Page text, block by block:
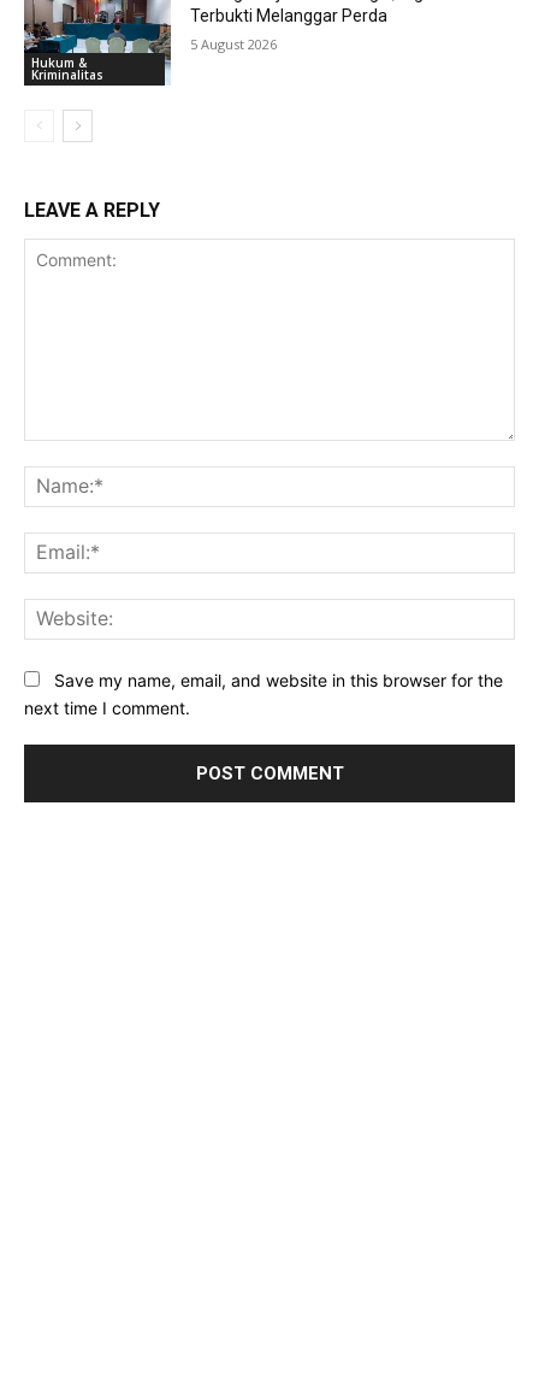
Hukum &
Kriminalitas
Terbukti Melanggar Perda
5 August 2026
LEAVE A REPLY
Save my name, email, and website in this browser for the
next time I comment.